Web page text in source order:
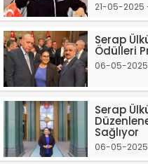
21-05-2025
Serap
Ödülleri
06-05-
Serap
Sağlıyor
06-05-